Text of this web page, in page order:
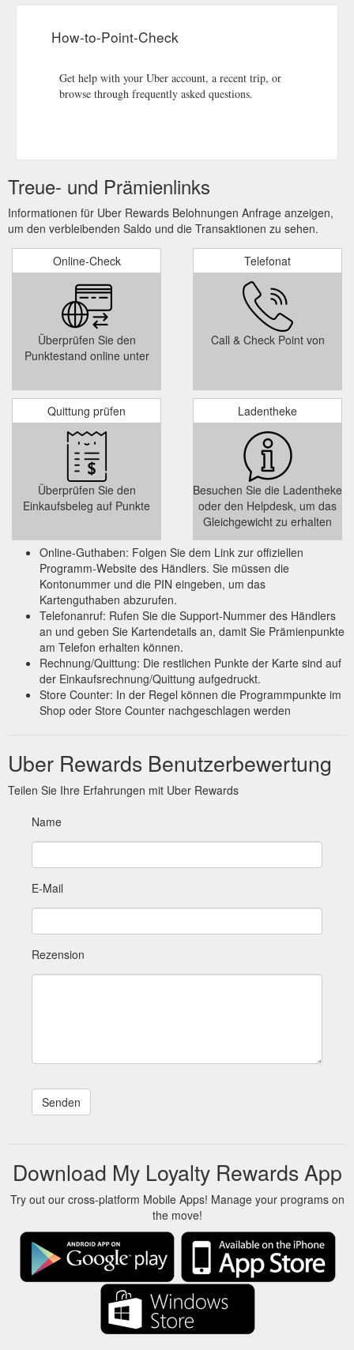
How-to-Point-Check
Get help with your Uber account, a recent trip, or
browse through frequently asked questions.
Treue- und Prämienlinks
Informationen für Uber Rewards Belohnungen Anfrage anzeigen,
um den verbleibenden Saldo und die Transaktionen zu sehen.
Online-Check
Überprüfen Sie den
Punktestand online unter
Telefonat
Call & Check Point von
Quittung prüfen
Überprüfen Sie den
Einkaufsbeleg auf Punkte
Ladentheke
Besuchen Sie die Ladentheke
oder den Helpdesk, um das
Gleichgewicht zu erhalten
Online-Guthaben: Folgen Sie dem Link zur offiziellen
Programm-Website des Händlers. Sie müssen die
Kontonummer und die PIN eingeben, um das
Kartenguthaben abzurufen.
Telefonanruf: Rufen Sie die Support-Nummer des Händlers
an und geben Sie Kartendetails an, damit Sie Prämienpunkte
am Telefon erhalten können.
Rechnung/Quittung: Die restlichen Punkte der Karte sind auf
der Einkaufsrechnung/Quittung aufgedruckt.
Store Counter: In der Regel können die Programmpunkte im
Shop oder Store Counter nachgeschlagen werden
Uber Rewards Benutzerbewertung
Teilen Sie Ihre Erfahrungen mit Uber Rewards
Name
E-Mail
Rezension
Download My Loyalty Rewards App
Try out our cross-platform Mobile Apps! Manage your programs on
the move!